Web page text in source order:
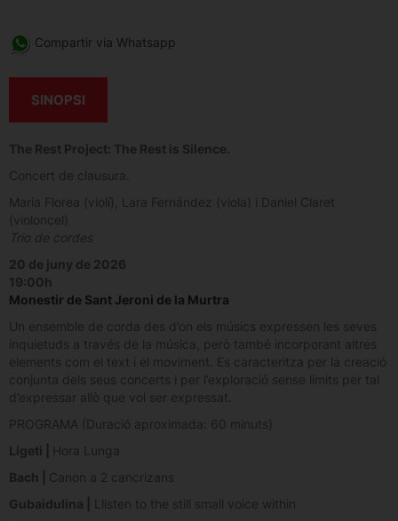
Compartir via Whatsapp
SINOPSI
The Rest Project: The Rest is Silence.
Concert de clausura.
Maria Florea (violí), Lara Fernández (viola) i Daniel Claret
(violoncel)
Trio de cordes
20 de juny de 2026
19:00h
Monestir de Sant Jeroni de la Murtra
Un ensemble de corda des d’on els músics expressen les seves
inquietuds a través de la música, però també incorporant altres
elements com el text i el moviment. Es caracteritza per la creació
conjunta dels seus concerts i per l’exploració sense límits per tal
d’expressar allò que vol ser expressat.
PROGRAMA (Duració aproximada: 60 minuts)
Ligeti |
Hora Lunga
Bach | Canon a 2 cancrizans
Gubaidulina |
Llisten to the still small voice within